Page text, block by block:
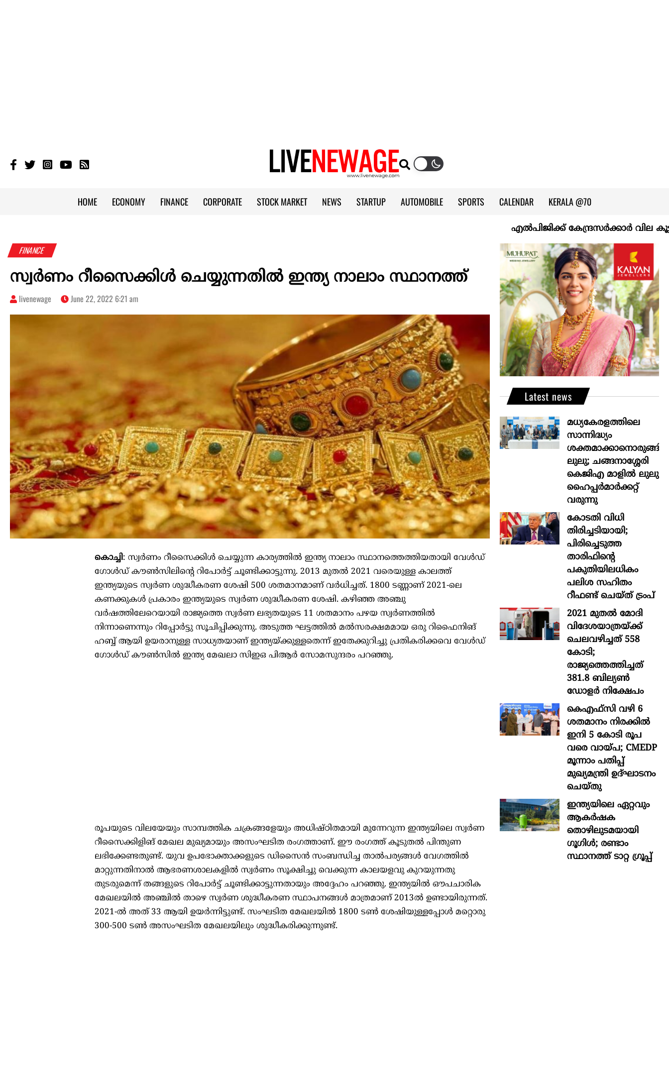
HOME ECONOMY FINANCE CORPORATE STOCK MARKET NEWS STARTUP AUTOMOBILE SPORTS CALENDAR KERALA @70
എല്‍പിജിക്ക് കേന്ദ്രസർക്കാർ വില
FINANCE
സ്വര്‍ണം റീസൈക്കിള്‍ ചെയ്യുന്നതില്‍ ഇന്ത്യ നാലാം സ്ഥാനത്ത്
livenewage June 22, 2022 6:21 am
കൊച്ചി: സ്വര്‍ണം റീസൈക്കിള്‍ ചെയ്യുന്ന കാര്യത്തില്‍ ഇന്ത്യ നാലാം സ്ഥാനത്തെത്തിയതായി വേള്‍ഡ്
ഗോള്‍ഡ് കൗണ്‍സിലിന്റെ റിപോര്‍ട്ട് ചൂണ്ടിക്കാട്ടുന്നു. 2013 മുതല്‍ 2021 വരെയുള്ള കാലത്ത്
ഇന്ത്യയുടെ സ്വര്‍ണ ശുദ്ധീകരണ ശേഷി 500 ശതമാനമാണ് വര്‍ധിച്ചത്. 1800 ടണ്ണാണ് 2021-ലെ
കണക്കുകള്‍ പ്രകാരം ഇന്ത്യയുടെ സ്വര്‍ണ ശുദ്ധീകരണ ശേഷി. കഴിഞ്ഞ അഞ്ചു
വര്‍ഷത്തിലേറെയായി രാജ്യത്തെ സ്വര്‍ണ ലഭ്യതയുടെ 11 ശതമാനം പഴയ സ്വര്‍ണത്തില്‍
നിന്നാണെന്നും റിപ്പോര്‍ട്ടു സൂചിപ്പിക്കുന്നു. അടുത്ത ഘട്ടത്തില്‍ മല്‍സരക്ഷമമായ ഒരു റിഫൈനിങ്
ഹബ്ബ് ആയി ഉയരാനുള്ള സാധ്യതയാണ് ഇന്ത്യയ്ക്കുള്ളതെന്ന് ഇതേക്കുറിച്ചു പ്രതികരിക്കവെ വേള്‍ഡ്
ഗോള്‍ഡ് കൗണ്‍സില്‍ ഇന്ത്യ മേഖലാ സിഇഒ പിആര്‍ സോമസുന്ദരം പറഞ്ഞു.
രൂപയുടെ വിലയേയും സാമ്പത്തിക ചക്രങ്ങളേയും അധിഷ്ഠിതമായി മുന്നേറുന്ന ഇന്ത്യയിലെ സ്വര്‍ണ
റീസൈക്കിളിങ് മേഖല മുഖ്യമായും അസംഘടിത രംഗത്താണ്. ഈ രംഗത്ത് കൂടുതല്‍ പിന്തുണ
ലഭിക്കേണ്ടതുണ്ട്. യുവ ഉപഭോക്താക്കളുടെ ഡിസൈന്‍ സംബന്ധിച്ച താല്‍പര്യങ്ങള്‍ വേഗത്തില്‍
മാറ്റുന്നതിനാല്‍ ആഭരണശാലകളില്‍ സ്വര്‍ണം സൂക്ഷിച്ചു വെക്കുന്ന കാലയളവു കുറയുന്നതു
തുടരുമെന്ന് തങ്ങളുടെ റിപോര്‍ട്ട് ചൂണ്ടിക്കാട്ടുന്നതായും അദ്ദേഹം പറഞ്ഞു. ഇന്ത്യയില്‍ ഔപചാരിക
മേഖലയില്‍ അഞ്ചില്‍ താഴെ സ്വര്‍ണ ശുദ്ധീകരണ സ്ഥാപനങ്ങള്‍ മാത്രമാണ് 2013ല്‍ ഉണ്ടായിരുന്നത്.
2021-ല്‍ അത് 33 ആയി ഉയര്‍ന്നിട്ടുണ്ട്. സംഘടിത മേഖലയില്‍ 1800 ടണ്‍ ശേഷിയുള്ളപ്പോള്‍ മറ്റൊരു
300-500 ടണ്‍ അസംഘടിത മേഖലയിലും ശുദ്ധീകരിക്കുന്നുണ്ട്.
Latest news
മധ്യകേരളത്തിലെ
സാന്നിദ്ധ്യം
ശക്തമാക്കാനൊരുങ്ങി
ലുലു; ചങ്ങനാശ്ശേരി
കെജിഎ മാളിൽ ലുലു
ഹൈപ്പർമാർക്കറ്റ്
വരുന്നു
കോടതി വിധി
തിരിച്ചടിയായി;
പിരിച്ചെടുത്ത
താരിഫിന്‍റെ
പകുതിയിലധികം
പലിശ സഹിതം
റീഫണ്ട് ചെയ്ത് ട്രംപ്
2021 മുതൽ മോദി
വിദേശയാത്രയ്ക്ക്
ചെലവഴിച്ചത് 558
കോടി;
രാജ്യത്തെത്തിച്ചത്
381.8 ബില്യൺ
ഡോളർ നിക്ഷേപം
കെഎഫ്സി വഴി 6
ശതമാനം നിരക്കിൽ
ഇനി 5 കോടി രൂപ
വരെ വായ്പ; CMEDP
മൂന്നാം പതിപ്പ്
മുഖ്യമന്ത്രി ഉദ്ഘാടനം
ചെയ്തു
ഇന്ത്യയിലെ ഏറ്റവും
ആകര്‍ഷക
തൊഴിലുടമയായി
ഗൂഗിള്‍; രണ്ടാം
സ്ഥാനത്ത് ടാറ്റ ഗ്രൂപ്പ്